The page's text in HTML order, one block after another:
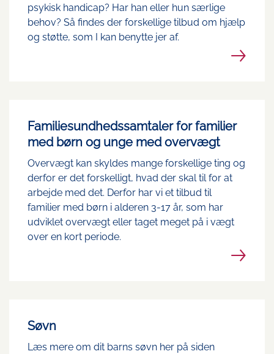
psykisk handicap? Har han eller hun særlige
behov? Så findes der forskellige tilbud om hjælp
og støtte, som I kan benytte jer af.
Familiesundhedssamtaler for familier
med børn og unge med overvægt
Overvægt kan skyldes mange forskellige ting og
derfor er det forskelligt, hvad der skal til for at
arbejde med det. Derfor har vi et tilbud til
familier med børn i alderen 3-17 år, som har
udviklet overvægt eller taget meget på i vægt
over en kort periode.
Søvn
Læs mere om dit barns søvn her på siden